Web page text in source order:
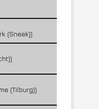
(Sneek))
(Tilburg))